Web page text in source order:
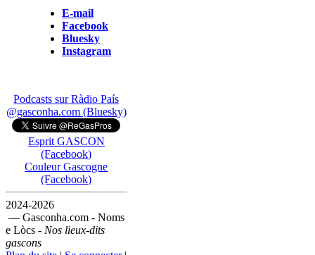
E-mail
Facebook
Bluesky
Instagram
Podcasts sur Ràdio País
@gasconha.com (Bluesky)
Esprit GASCON
(Facebook)
Couleur Gascogne
(Facebook)
2024-2026
— Gasconha.com - Noms
e Lòcs - Nos lieux-dits
gascons